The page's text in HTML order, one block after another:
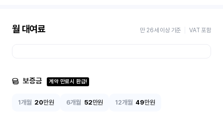
월 대여료 만 26세 이상 기준 VAT 포함
보증금 계약 만료시 환급!
1개월 20만원 6개월 52만원 12개월 49만원